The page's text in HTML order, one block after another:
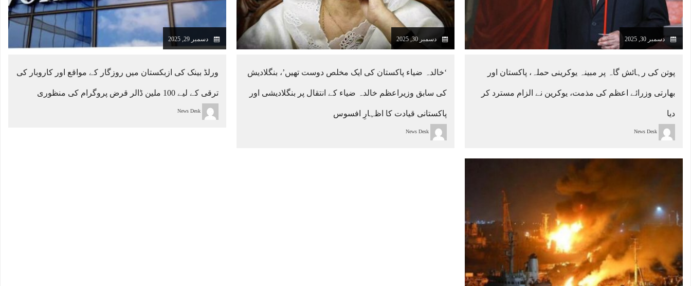
دسمبر 30, 2025
پوتن کی رہائش گاہ پر مبینہ یوکرینی حملہ، پاکستان اور
بھارتی وزرائے اعظم کی مذمت، یوکرین نے الزام مسترد کر
دیا
News Desk
دسمبر 30, 2025
‘خالدہ ضیاء پاکستان کی ایک مخلص دوست تھیں’، بنگلادیش
کی سابق وزیراعظم خالدہ ضیاء کے انتقال پر بنگلادیشی اور
پاکستانی قیادت کا اظہارِ افسوس
News Desk
دسمبر 29, 2025
ورلڈ بینک کی ازبکستان میں روزگار کے مواقع اور کاروبار کی
ترقی کے لیے 100 ملین ڈالر قرض پروگرام کی منظوری
News Desk